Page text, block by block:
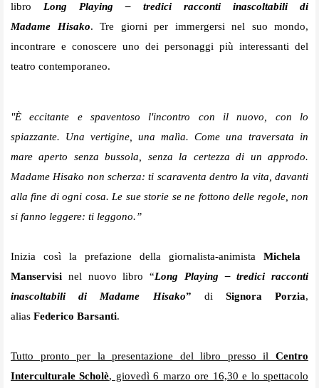
libro Long Playing – tredici racconti inascoltabili di
Madame Hisako. Tre giorni per immergersi nel suo mondo,
incontrare e conoscere uno dei personaggi più interessanti del
teatro contemporaneo.
"È eccitante e spaventoso l'incontro con il nuovo, con lo
spiazzante. Una vertigine, una malìa. Come una traversata in
mare aperto senza bussola, senza la certezza di un approdo.
Madame Hisako non scherza: ti scaraventa dentro la vita, davanti
alla fine di ogni cosa. Le sue storie se ne fottono delle regole, non
si fanno leggere: ti leggono.”
Inizia così la prefazione della giornalista-animista Michela
Manservisi nel nuovo libro “Long Playing – tredici racconti
inascoltabili di Madame Hisako” di SignoraPorzia,
alias Federico Barsanti.
Tutto pronto per la presentazione del libro presso il Centro
Interculturale Scholè, giovedì 6 marzo ore 16,30 e lo spettacolo